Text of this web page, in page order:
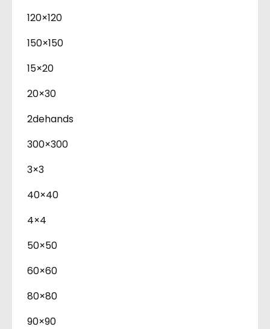
120×120
150×150
15×20
20×30
2dehands
300×300
3×3
40×40
4×4
50×50
60×60
80×80
90×90